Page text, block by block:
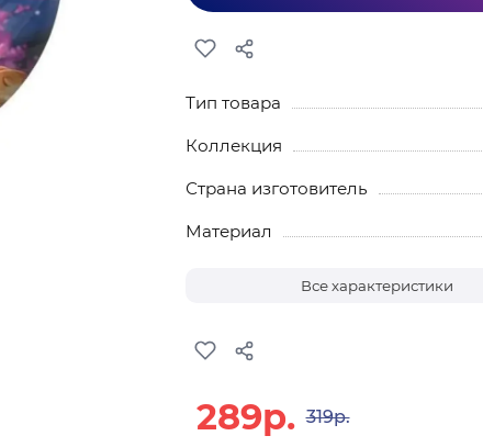
Тип товара
Коллекция
Страна изготовитель
Материал
Все характеристики
289р. 319р.